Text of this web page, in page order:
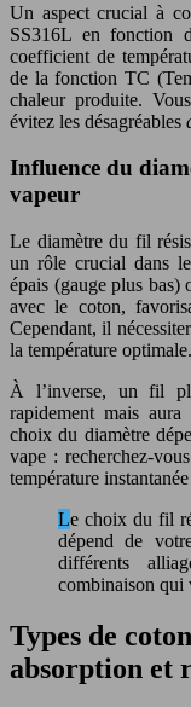
Un aspect crucial à
SS316L en fonction
coefficient de
de la fonction TC
chaleur produite.
évitez les désagréables
Influence du
vapeur
Le diamètre du fil
un rôle crucial dans
épais (gauge plus bas)
avec le coton,
Cependant, il
la température optimale.
À l’inverse, un fil
rapidement mais
choix du diamètre
vape : recherchez-
température
Le choix du fil résistif est une décision personnelle qui
dépend de
différents
combinaison qui
Types de
absorption et